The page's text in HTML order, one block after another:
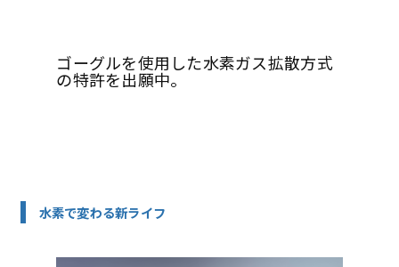
ゴーグルを使用した水素ガス拡散方式
の特許を出願中。
水素で変わる新ライフ